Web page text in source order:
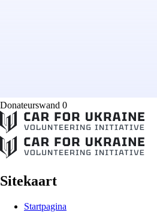
Donateurswand 0
Sitekaart
Startpagina